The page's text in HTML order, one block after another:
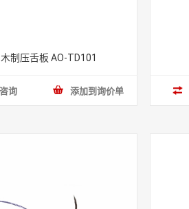
制压舌板 AO-TD101
询 添加到询价单